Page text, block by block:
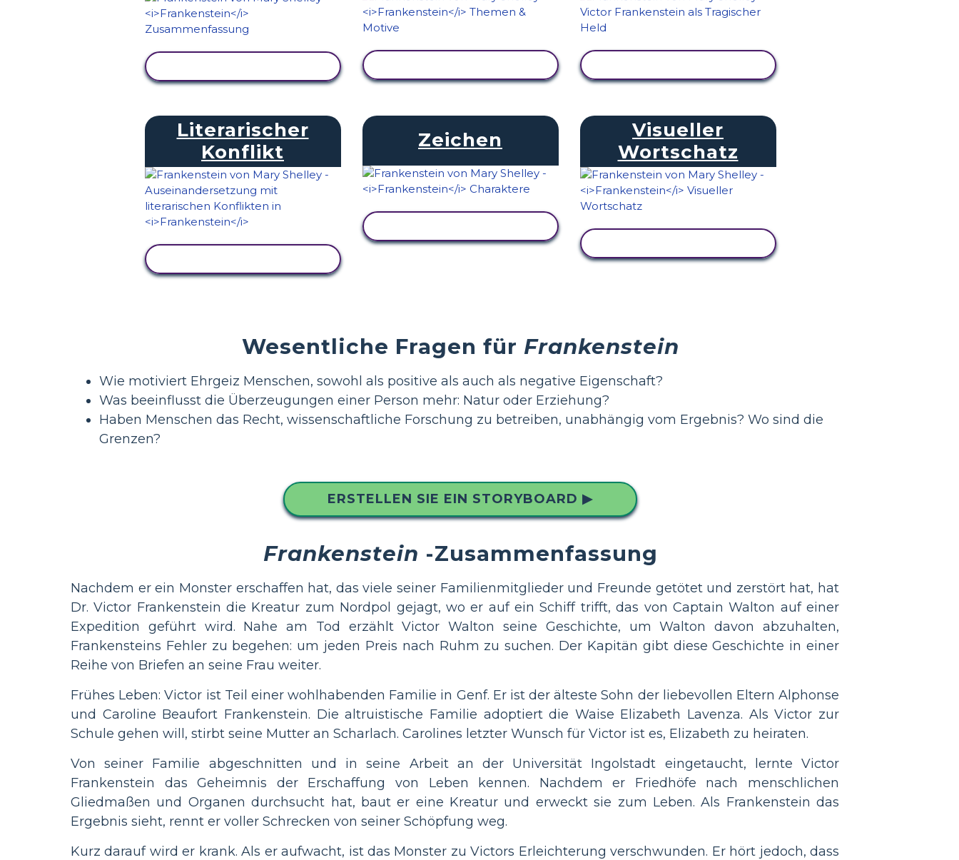
Literarischer
Konflikt
Zeichen
Visueller
Wortschatz
Wesentliche Fragen für Frankenstein
Wie motiviert Ehrgeiz Menschen, sowohl als positive als auch als negative Eigenschaft?
Was beeinflusst die Überzeugungen einer Person mehr: Natur oder Erziehung?
Haben Menschen das Recht, wissenschaftliche Forschung zu betreiben, unabhängig vom Ergebnis? Wo sind die
Grenzen?
ERSTELLEN SIE EIN STORYBOARD ▶
Frankenstein -Zusammenfassung
Nachdem er ein Monster erschaffen hat, das viele seiner Familienmitglieder und Freunde getötet und zerstört hat, hat
Dr. Victor Frankenstein die Kreatur zum Nordpol gejagt, wo er auf ein Schiff trifft, das von Captain Walton auf einer
Expedition geführt wird. Nahe am Tod erzählt Victor Walton seine Geschichte, um Walton davon abzuhalten,
Frankensteins Fehler zu begehen: um jeden Preis nach Ruhm zu suchen. Der Kapitän gibt diese Geschichte in einer
Reihe von Briefen an seine Frau weiter.
Frühes Leben: Victor ist Teil einer wohlhabenden Familie in Genf. Er ist der älteste Sohn der liebevollen Eltern Alphonse
und Caroline Beaufort Frankenstein. Die altruistische Familie adoptiert die Waise Elizabeth Lavenza. Als Victor zur
Schule gehen will, stirbt seine Mutter an Scharlach. Carolines letzter Wunsch für Victor ist es, Elizabeth zu heiraten.
Von seiner Familie abgeschnitten und in seine Arbeit an der Universität Ingolstadt eingetaucht, lernte Victor
Frankenstein das Geheimnis der Erschaffung von Leben kennen. Nachdem er Friedhöfe nach menschlichen
Gliedmaßen und Organen durchsucht hat, baut er eine Kreatur und erweckt sie zum Leben. Als Frankenstein das
Ergebnis sieht, rennt er voller Schrecken von seiner Schöpfung weg.
Kurz darauf wird er krank. Als er aufwacht, ist das Monster zu Victors Erleichterung verschwunden. Er hört jedoch, dass